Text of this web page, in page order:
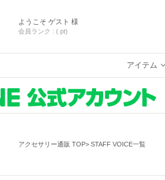
ようこそ ゲスト 様
会員ランク : ( pt)
アイテム
アクセサリー通販 TOP STAFF VOICE一覧